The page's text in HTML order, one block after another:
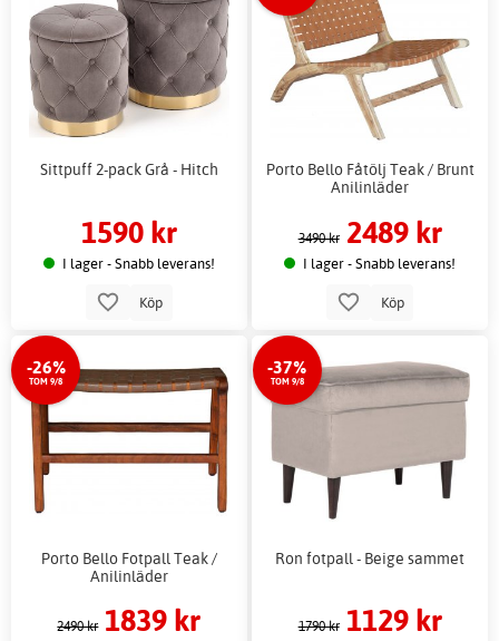
Sittpuff 2-pack Grå - Hitch
1590 kr
I lager - Snabb leverans!
Köp
Porto Bello Fåtölj Teak / Brunt
Anilinläder
3490 kr 2489 kr
I lager - Snabb leverans!
Köp
-26%
TOM 9/8
Porto Bello Fotpall Teak /
Anilinläder
2490 kr 1839 kr
-37%
TOM 9/8
Ron fotpall - Beige sammet
1790 kr 1129 kr